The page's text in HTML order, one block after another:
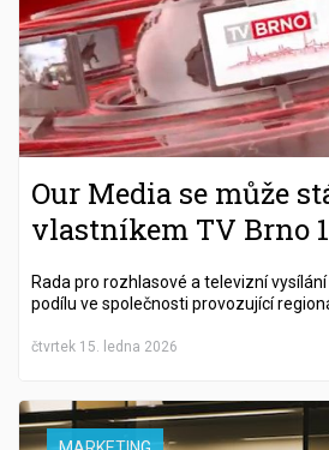
Our Media se může
vlastníkem TV Brno 1
Rada pro rozhlasové a televizní
podílu ve společnosti provozující
čtvrtek 15. ledna 2026